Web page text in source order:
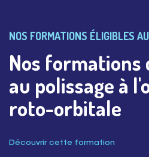
NOS FORMATIONS ÉLIGIBLES
Nos
au polissage à
roto-orbitale
Découvrir cette formation